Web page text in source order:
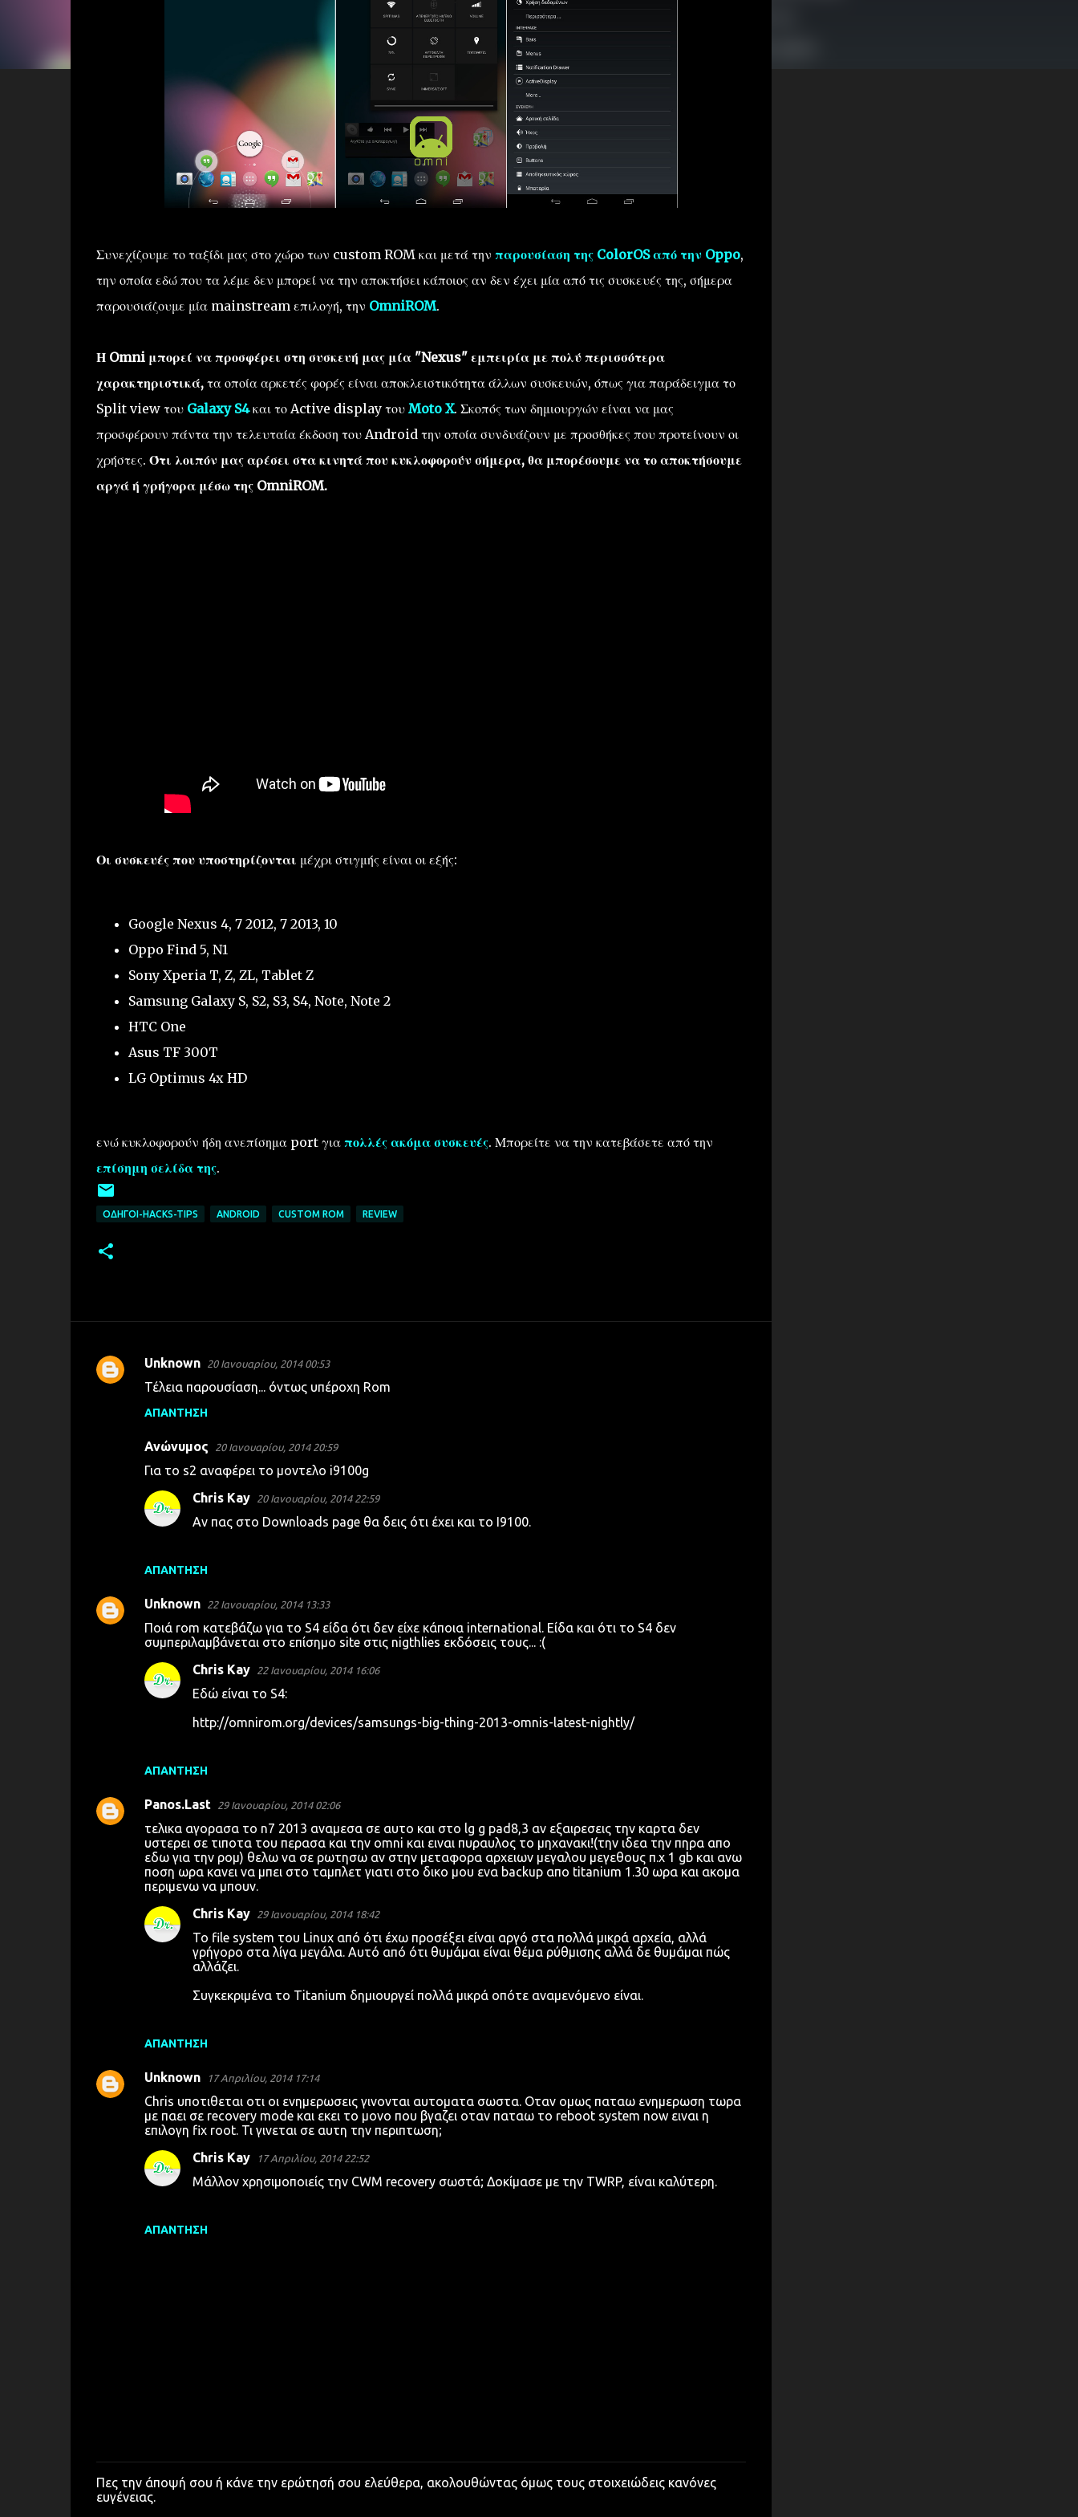
Συνεχίζουμε το ταξίδι μας στο χώρο των custom ROM και μετά την παρουσίαση της ColorOS από την Oppo,
την οποία εδώ που τα λέμε δεν μπορεί να την αποκτήσει κάποιος αν δεν έχει μία από τις συσκευές της, σήμερα
παρουσιάζουμε μία mainstream επιλογή, την OmniROM.
Η Omni μπορεί να προσφέρει στη συσκευή μας μία "Nexus" εμπειρία με πολύ περισσότερα
χαρακτηριστικά,τα οποία αρκετές φορές είναι αποκλειστικότητα άλλων συσκευών, όπως για παράδειγμα το
Split view του Galaxy S4και το Active display του Moto X. Σκοπός των δημιουργών είναι να μας
προσφέρουν πάντα την τελευταία έκδοση του Android την οποία συνδυάζουν με προσθήκες που προτείνουν οι
χρήστες. Ότι λοιπόν μας αρέσει στα κινητά που κυκλοφορούν σήμερα, θα μπορέσουμε να το αποκτήσουμε
αργά ή γρήγορα μέσω της OmniROM.
Οι συσκευές που υποστηρίζονται μέχρι στιγμής είναι οι εξής:
Google Nexus 4, 7 2012, 7 2013, 10
Oppo Find 5, N1
Sony Xperia T, Z, ZL, Tablet Z
Samsung Galaxy S, S2, S3, S4, Note, Note 2
HTC One
Asus TF 300T
LG Optimus 4x HD
ενώ κυκλοφορούν ήδη ανεπίσημα port για πολλές ακόμα συσκευές. Μπορείτε να την κατεβάσετε από την
επίσημη σελίδα της.
ΟΔΗΓΟΊ-HACKS-TIPS ANDROID CUSTOM ROM REVIEW
Σ
Unknown 20 Ιανουαρίου, 2014 00:53
Τέλεια παρουσίαση... όντως υπέροχη Rom
ΑΠΆΝΤΗΣΗ
Ανώνυμος 20 Ιανουαρίου, 2014 20:59
Για το s2 αναφέρει το μοντελο i9100g
ΑΠΆΝΤΗΣΗ
Chris Kay 20 Ιανουαρίου, 2014 22:59
Αν πας στο Downloads page θα δεις ότι έχει και το I9100.
Unknown 22 Ιανουαρίου, 2014 13:33
Ποιά rom κατεβάζω για το S4 είδα ότι δεν είχε κάποια international. Είδα και ότι το S4 δεν
συμπεριλαμβάνεται στο επίσημο site στις nigthlies εκδόσεις τους... :(
ΑΠΆΝΤΗΣΗ
Chris Kay 22 Ιανουαρίου, 2014 16:06
Εδώ είναι το S4:
http://omnirom.org/devices/samsungs-big-thing-2013-omnis-latest-nightly/
Panos.Last 29 Ιανουαρίου, 2014 02:06
τελικα αγορασα το n7 2013 αναμεσα σε αυτο και στο lg g pad8,3 αν εξαιρεσεις την καρτα δεν
υστερει σε τιποτα του περασα και την omni και ειναι πυραυλος το μηχανακι!(την ιδεα την πηρα απο
εδω για την ρομ) θελω να σε ρωτησω αν στην μεταφορα αρχειων μεγαλου μεγεθους π.χ 1 gb και ανω
ποση ωρα κανει να μπει στο ταμπλετ γιατι στο δικο μου ενα backup απο titanium 1.30 ωρα και ακομα
περιμενω να μπουν.
ΑΠΆΝΤΗΣΗ
Chris Kay 29 Ιανουαρίου, 2014 18:42
Το file system του Linux από ότι έχω προσέξει είναι αργό στα πολλά μικρά αρχεία, αλλά
γρήγορο στα λίγα μεγάλα. Αυτό από ότι θυμάμαι είναι θέμα ρύθμισης αλλά δε θυμάμαι πώς
αλλάζει.
Συγκεκριμένα το Titanium δημιουργεί πολλά μικρά οπότε αναμενόμενο είναι.
Unknown 17 Απριλίου, 2014 17:14
Chris υποτιθεται οτι οι ενημερωσεις γινονται αυτοματα σωστα. Οταν ομως παταω ενημερωση τωρα
με παει σε recovery mode και εκει το μονο που βγαζει οταν παταω το reboot system now ειναι η
επιλογη fix root. Τι γινεται σε αυτη την περιπτωση;
ΑΠΆΝΤΗΣΗ
Chris Kay 17 Απριλίου, 2014 22:52
Μάλλον χρησιμοποιείς την CWM recovery σωστά; Δοκίμασε με την TWRP, είναι καλύτερη.
Δ
η
Πες την άποψή σου ή κάνε την ερώτησή σου ελεύθερα, ακολουθώντας όμως τους στοιχειώδεις κανόνες
ευγένειας.